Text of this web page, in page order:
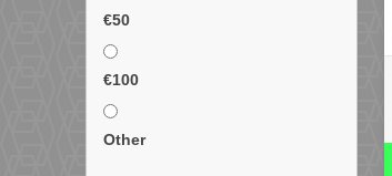
€50
€100
Other